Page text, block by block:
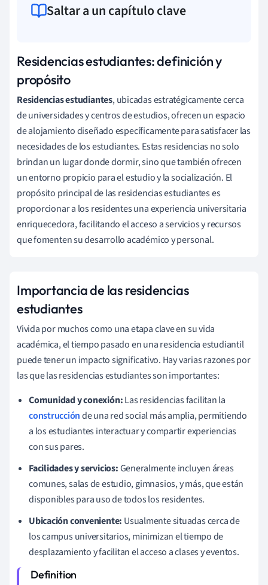
Saltar a un capítulo clave
Residencias estudiantes: definición y
propósito
Residencias estudiantes, ubicadas estratégicamente cerca
de universidades y centros de estudios, ofrecen un espacio
de alojamiento diseñado específicamente para satisfacer las
necesidades de los estudiantes. Estas residencias no solo
brindan un lugar donde dormir, sino que también ofrecen
un entorno propicio para el estudio y la socialización. El
propósito principal de las residencias estudiantes es
proporcionar a los residentes una experiencia universitaria
enriquecedora, facilitando el acceso a servicios y recursos
que fomenten su desarrollo académico y personal.
Importancia de las residencias
estudiantes
Vivida por muchos como una etapa clave en su vida
académica, el tiempo pasado en una residencia estudiantil
puede tener un impacto significativo. Hay varias razones por
las que las residencias estudiantes son importantes:
Comunidad y conexión:Las residencias facilitan la
construcciónde una red social más amplia, permitiendo
a los estudiantes interactuar y compartir experiencias
con sus pares.
Facilidades y servicios:Generalmente incluyen áreas
comunes, salas de estudio, gimnasios, y más, que están
disponibles para uso de todos los residentes.
Ubicación conveniente: Usualmente situadas cerca de
los campus universitarios, minimizan el tiempo de
desplazamiento y facilitan el acceso a clases y eventos.